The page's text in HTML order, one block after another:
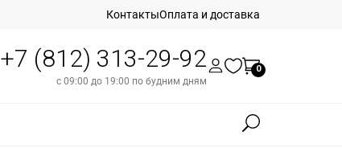
КонтактыОплата и доставка
+7 (812) 313-29-92
с 09:00 до 19:00 по будним дням
0